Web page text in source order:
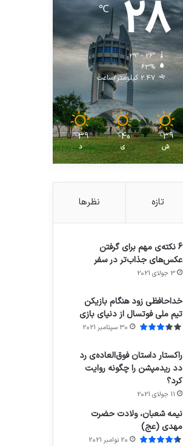
28
℃
29º - 26º
63%
2.47 کیلومتر/ساعت
39
℃
ش
40
℃
ی
39
℃
د
تازه نظرها
6 نکته‌ی مهم برای گرفتن
عکس‌های جذاب‌تر در سفر
3 جولای 2021
خداحافظی زود هنگام بازیکن
تیم ملی فوتسال از دنیای بازی
30 سپتامبر 2021
راکستار داستان فوق‌العاده‌ی رد
دد ریدمپشن را چگونه روایت
کرد؟
11 جولای 2021
نیمه شعبان، ولادت حضرت
مهدی (عج)
20 نوامبر 2021